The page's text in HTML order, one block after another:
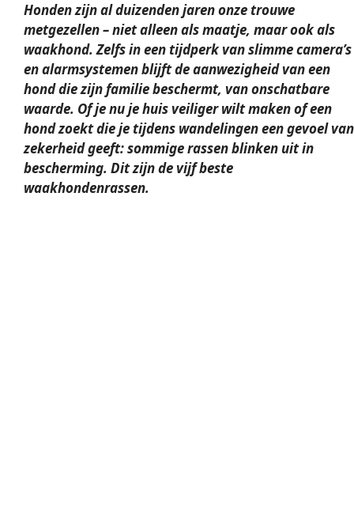
Honden zijn al duizenden jaren onze trouwe
metgezellen – niet alleen als maatje, maar ook als
waakhond. Zelfs in een tijdperk van slimme camera’s
en alarmsystemen blijft de aanwezigheid van een
hond die zijn familie beschermt, van onschatbare
waarde. Of je nu je huis veiliger wilt maken of een
hond zoekt die je tijdens wandelingen een gevoel van
zekerheid geeft: sommige rassen blinken uit in
bescherming. Dit zijn de vijf beste
waakhondenrassen.